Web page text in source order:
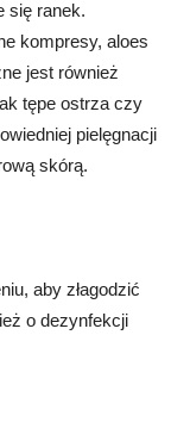
się ranek.
kompresy, aloes
jest również
tępe ostrza czy
pielęgnacji
skórą.
aby złagodzić
o dezynfekcji